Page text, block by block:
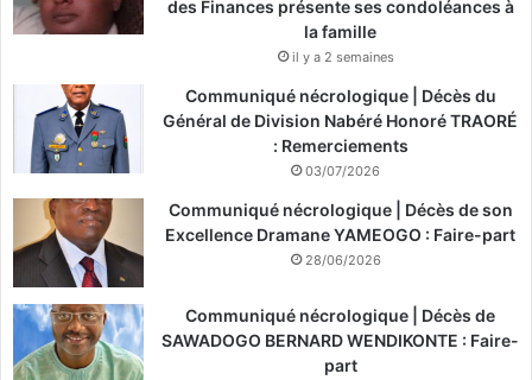
des Finances présente ses condoléances à
la famille
il y a 2 semaines
Communiqué nécrologique | Décès du
Général de Division Nabéré Honoré TRAORÉ
: Remerciements
03/07/2026
Communiqué nécrologique | Décès de son
Excellence Dramane YAMEOGO : Faire-part
28/06/2026
Communiqué nécrologique | Décès de
SAWADOGO BERNARD WENDIKONTE : Faire-
part